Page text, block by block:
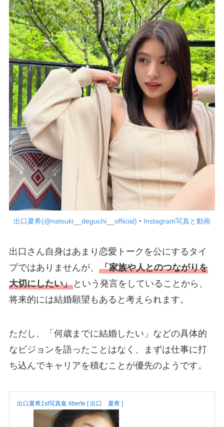
出口夏希(@natsuki__deguchi__official) • Instagram写真と動画
出口さん自身はあまり恋愛トークを公にするタイ
プではありませんが、 「家族や人とのつながりを
大切にしたい」という発言をしていることから、
将来的には結婚願望もあると考えられます。
ただし、「何歳までに結婚したい」などの具体的
なビジョンを語ったことはなく、まずは仕事に打
ち込んでキャリアを積むことが優先のようです。
出口夏希1st写真集 liberte [ 出口 夏希 ]